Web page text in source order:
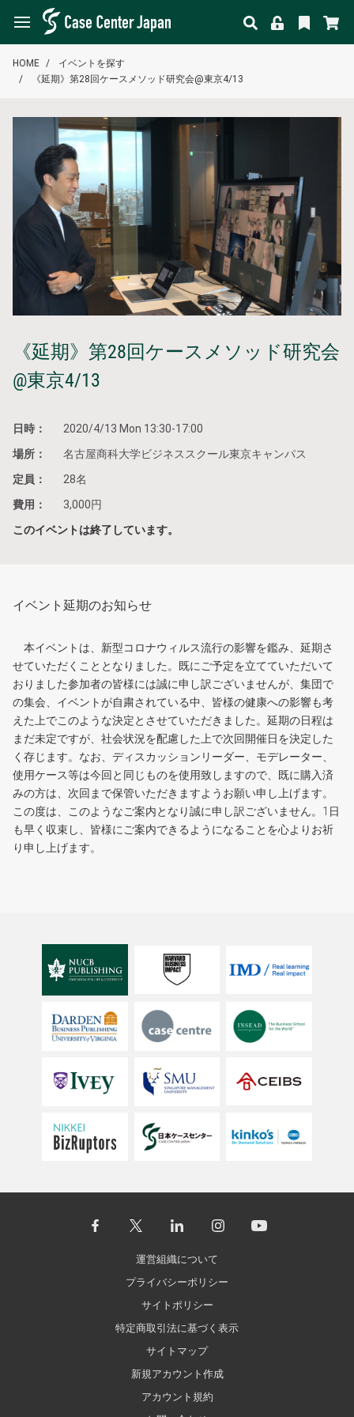
HOME
イベントを探す
《延期》第28回ケースメソッド研究会@東京4/13
《延期》第28回ケースメソッド研究会
@東京4/13
日時： 2020/4/13 Mon 13:30-17:00
場所： 名古屋商科大学ビジネススクール東京キャンパス
定員： 28名
費用： 3,000円
このイベントは終了しています。
イベント延期のお知らせ
本イベントは、新型コロナウィルス流行の影響を鑑み、延期さ
せていただくこととなりました。既にご予定を立てていただいて
おりました参加者の皆様には誠に申し訳ございませんが、集団で
の集会、イベントが自粛されている中、皆様の健康への影響も考
えた上でこのような決定とさせていただきました。延期の日程は
まだ未定ですが、社会状況を配慮した上で次回開催日を決定した
く存じます。なお、ディスカッションリーダー、モデレーター、
使用ケース等は今回と同じものを使用致しますので、既に購入済
みの方は、次回まで保管いただきますようお願い申し上げます。
この度は、このようなご案内となり誠に申し訳ございません。1日
も早く収束し、皆様にご案内できるようになることを心よりお祈
り申し上げます。
運営組織について
プライバシーポリシー
サイトポリシー
特定商取引法に基づく表示
サイトマップ
新規アカウント作成
アカウント規約